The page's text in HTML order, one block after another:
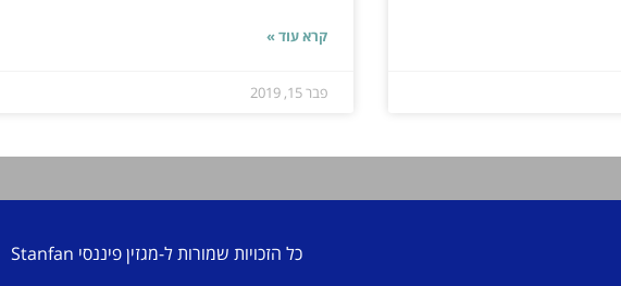
קרא עוד »
פבר 15, 2019
כל הזכויות שמורות ל-מגזין פיננסי Stanfan